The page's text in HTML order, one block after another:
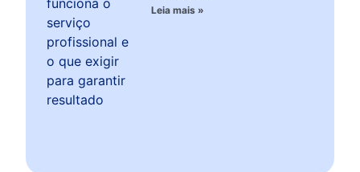
Leia mais »